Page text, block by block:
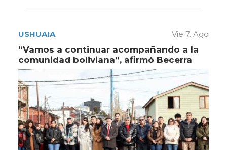
USHUAIA Vie 7. Ago
“Vamos a continuar acompañando a la
comunidad boliviana”, afirmó Becerra